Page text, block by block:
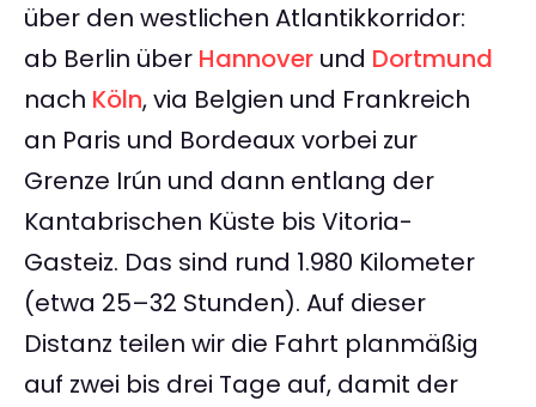
über den westlichen Atlantikkorridor:
ab Berlin über Hannover und Dortmund
nach Köln, via Belgien und Frankreich
an Paris und Bordeaux vorbei zur
Grenze Irún und dann entlang der
Kantabrischen Küste bis Vitoria-
Gasteiz. Das sind rund 1.980 Kilometer
(etwa 25–32 Stunden). Auf dieser
Distanz teilen wir die Fahrt planmäßig
auf zwei bis drei Tage auf, damit der